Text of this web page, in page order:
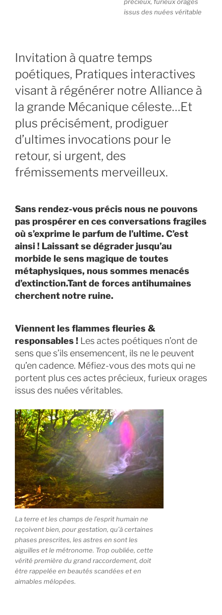
issus des nuées véritable
Invitation à quatre temps
poétiques, Pratiques interactives
visant à régénérer notre Alliance à
la grande Mécanique céleste…Et
plus précisément, prodiguer
d’ultimes invocations pour le
retour, si urgent, des
frémissements merveilleux.
Sans rendez-vous précis nous ne pouvons
pas prospérer en ces conversations fragiles
où s’exprime le parfum de l’ultime. C’est
ainsi ! Laissant se dégrader jusqu’au
morbide le sens magique de toutes
métaphysiques, nous sommes menacés
d’extinction.Tant de forces antihumaines
cherchent notre ruine.
Viennent les flammes fleuries &
responsables ! Les actes poétiques n’ont de
sens que s’ils ensemencent, ils ne le peuvent
qu’en cadence. Méfiez-vous des mots qui ne
portent plus ces actes précieux, furieux orages
issus des nuées véritables.
La terre et les champs de l’esprit humain ne
reçoivent bien, pour gestation, qu’à certaines
phases prescrites, les astres en sont les
aiguilles et le métronome. Trop oubliée, cette
vérité première du grand raccordement, doit
être rappelée en beautés scandées et en
aimables mélopées.